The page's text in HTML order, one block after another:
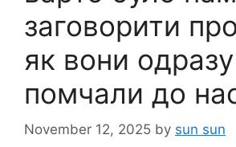
заговорити
як вони одразу
помчали до
November 12, 2025 by sun sun